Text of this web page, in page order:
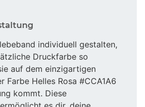
individuell gestalten,
Druckfarbe so
auf dem einzigartigen
Farbe Helles Rosa #CCA1A6
kommt. Diese